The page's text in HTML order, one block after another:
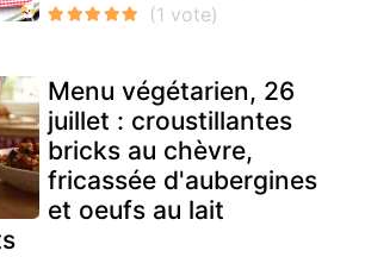
Menu végétarien, 26
juillet : croustillantes
bricks au chèvre,
fricassée d'aubergines
et oeufs au lait